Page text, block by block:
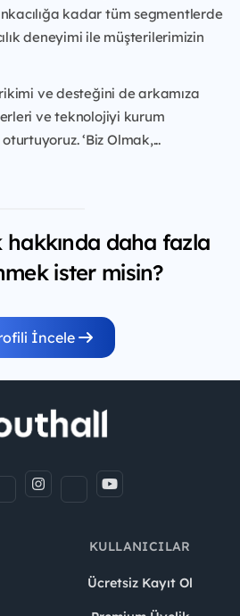
kadar tüm segmentlerde
deneyimi ile müşterilerimizin
ve desteğini de arkamıza
ve teknolojiyi kurum
‘Biz Olmak,...
daha fazla
ister misin?
İncele
KULLANICILAR
Ücretsiz Kayıt Ol